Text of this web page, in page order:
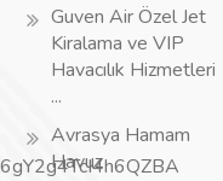
Guven Air Özel Jet
Kiralama ve VIP
Havacılık Hizmetleri
...
Avrasya Hamam
Havuz